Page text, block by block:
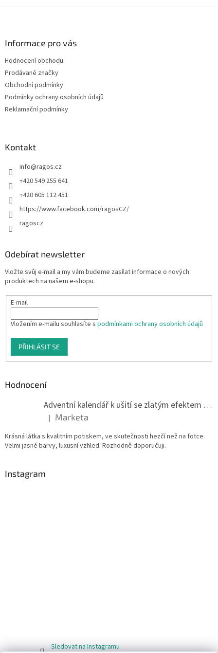
Informace pro vás
Hodnocení obchodu
Prodávané značky
Obchodní podmínky
Podmínky ochrany osobních údajů
Reklamační podmínky
Kontakt
info@ragos.cz
+420 549 255 641
+420 605 112 451
https://www.facebook.com/ragosCZ/
ragoscz
Odebírat newsletter
Vložte svůj e-mail a my vám budeme zasílat informace o nových
produktech na našem e-shopu.
E-mail
Vložením e-mailu souhlasíte s podmínkami ochrany osobních údajů
PŘIHLÁSIT SE
Hodnocení
Adventní kalendář k ušití se zlatým efektem 042Q
Hodnocení produktu je 5 z 5 hvězdiček.
| Marketa
Krásná látka s kvalitním potiskem, ve skutečnosti hezčí než na fotce.
Velmi jasné barvy, luxusní vzhled. Rozhodně doporučuji.
Instagram
Sledovat na Instagramu